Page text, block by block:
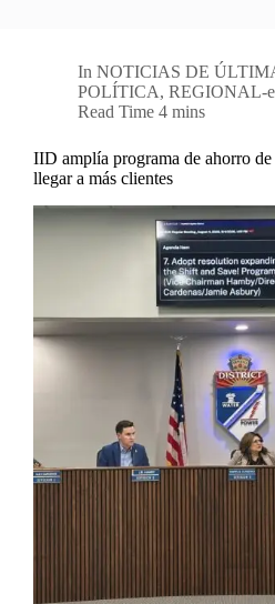
In NOTICIAS DE
POLÍTICA, REGIONAL-
Read Time 4 mins
IID amplía programa de ahorro de
llegar a más clientes